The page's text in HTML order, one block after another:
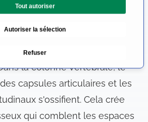
Tout autoriser
Autoriser la sélection
Refuser
de nombreux patients. Cela
vertébrale et les articulations
la colonne vertébrale, le
capsules articulaires et les
s'ossifient. Cela crée
qui comblent les espaces